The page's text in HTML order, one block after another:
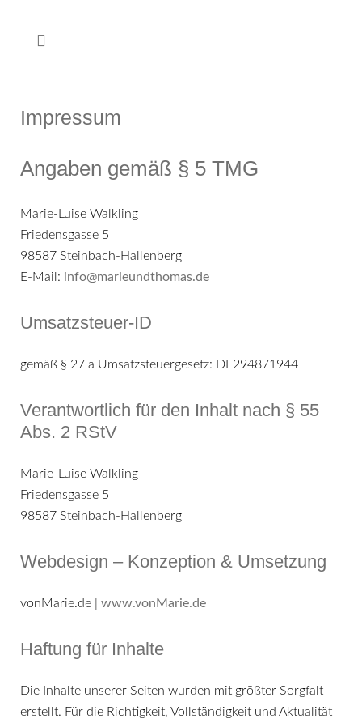
Impressum
Angaben gemäß § 5 TMG
Marie-Luise Walkling
Friedensgasse 5
98587 Steinbach-Hallenberg
E-Mail: info@marieundthomas.de
Umsatzsteuer-ID
gemäß § 27 a Umsatzsteuergesetz: DE294871944
Verantwortlich für den Inhalt nach § 55
Abs. 2 RStV
Marie-Luise Walkling
Friedensgasse 5
98587 Steinbach-Hallenberg
Webdesign – Konzeption & Umsetzung
vonMarie.de | www.vonMarie.de
Haftung für Inhalte
Die Inhalte unserer Seiten wurden mit größter Sorgfalt
erstellt. Für die Richtigkeit, Vollständigkeit und Aktualität